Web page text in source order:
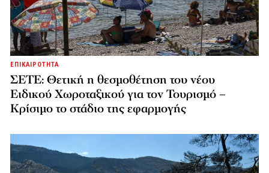
ΕΠΙΚΑΙΡΟΤΗΤΑ
ΣΕΤΕ: Θετική η θεσμοθέτηση του νέου
Ειδικού Χωροταξικού για τον Τουρισμό –
Κρίσιμο το στάδιο της εφαρμογής